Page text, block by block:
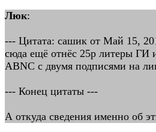
Люк:
--- Цитата: сашик от Май 15,
сюда ещё отнёс 25р литеры ГИ
ABNC с двумя подписями на
--- Конец цитаты ---
А откуда сведения именно об